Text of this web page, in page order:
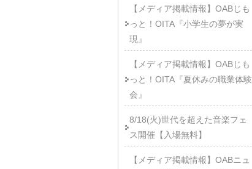
【メディア掲載情報】OABじも
っと！OITA『小学生の夢が実
現』
【メディア掲載情報】OABじも
っと！OITA『夏休みの職業体験
会』
8/18(火)世代を超えた音楽フェ
ス開催【入場無料】
【メディア掲載情報】OABニュ